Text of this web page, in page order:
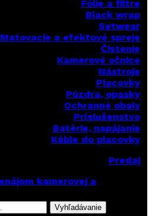
Fólie a filtre
Black wrap
Setwear
Matovacie a efektové spreje
Čistenie
Kamerové očnice
Nástroje
Placovky
Púzdra, opasky
Ochranné obaly
Príslušenstvo
Batérie, napájanie
Káble do placovky
Predaj
Vyhľadávanie